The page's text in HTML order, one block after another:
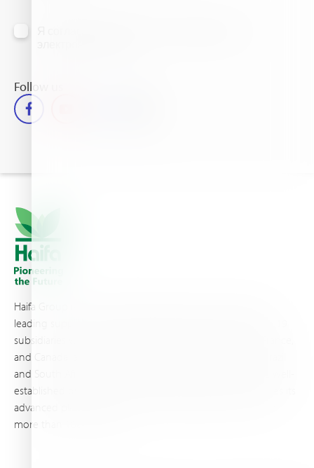
Follow us
Haifa Group is a multi-national corporation and a global
leading supplier of specialty fertilizers, operating through 19
subsidiaries worldwide, with production sites in Israel, France,
and Canada, as well as proprietary blending facilities in Brazil
and South Africa. Backed by extensive infrastructure and well-
established distribution and logistics networks, Haifa makes its
advanced plant nutrition solutions available to growers in
more than 100 countries.